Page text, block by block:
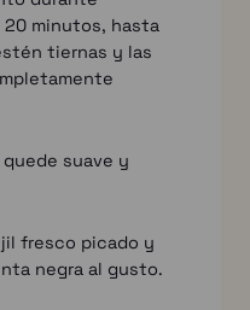
minutos, hasta
tiernas y las
suave y
fresco picado y
negra al gusto.